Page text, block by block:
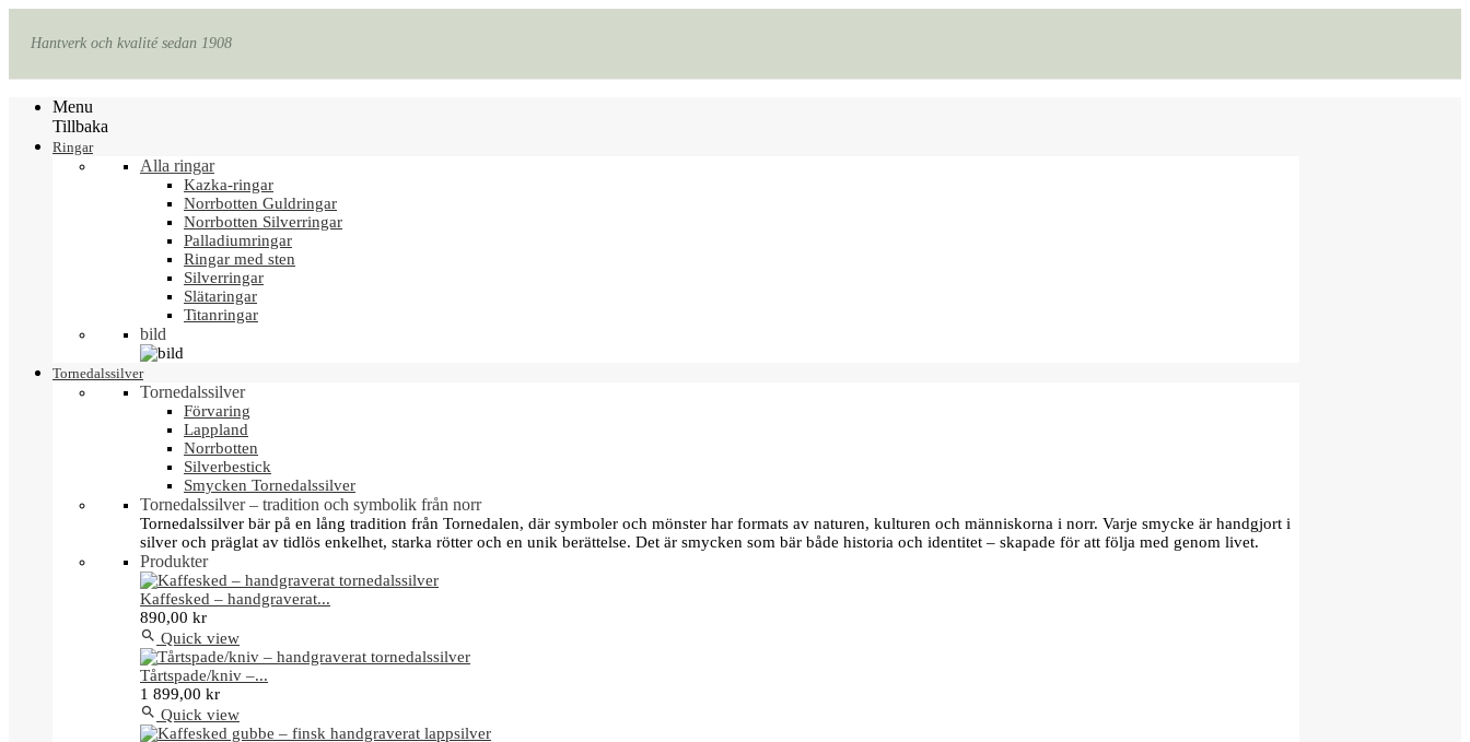
Hantverk och kvalité sedan 1908
Menu
Tillbaka
Ringar
Alla ringar
Kazka-ringar
Norrbotten Guldringar
Norrbotten Silverringar
Palladiumringar
Ringar med sten
Silverringar
Slätaringar
Titanringar
bild
Tornedalssilver
Tornedalssilver
Förvaring
Lappland
Norrbotten
Silverbestick
Smycken Tornedalssilver
Tornedalssilver – tradition och symbolik från norr
Tornedalssilver bär på en lång tradition från Tornedalen, där symboler och mönster har formats av naturen, kulturen och människorna i norr. Varje smycke är handgjort i
silver och präglat av tidlös enkelhet, starka rötter och en unik berättelse. Det är smycken som bär både historia och identitet – skapade för att följa med genom livet.
Produkter
Kaffesked – handgraverat...
890,00 kr
 Quick view
Tårtspade/kniv –...
1 899,00 kr
 Quick view